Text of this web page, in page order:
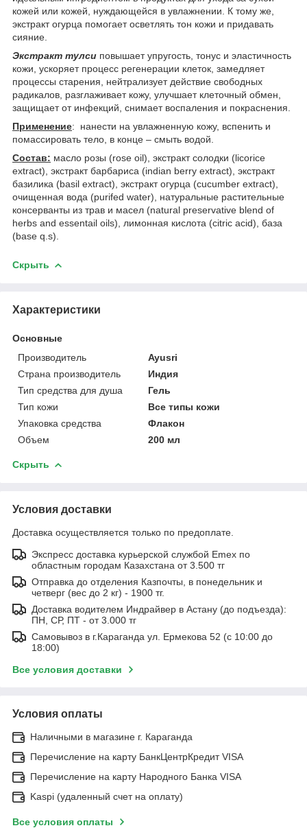
кожей или кожей, нуждающейся в увлажнении. К тому же,
экстракт огурца помогает осветлять тон кожи и придавать
сияние.
Экстракт тулси повышает упругость, тонус и эластичность
кожи, ускоряет процесс регенерации клеток, замедляет
процессы старения, нейтрализует действие свободных
радикалов, разглаживает кожу, улучшает клеточный обмен,
защищает от инфекций, снимает воспаления и покраснения.
Применение: нанести на увлажненную кожу, вспенить и
помассировать тело, в конце – смыть водой.
Состав: масло розы (rose oil), экстракт солодки (licorice
extract), экстракт барбариса (indian berry extract), экстракт
базилика (basil extract), экстракт огурца (cucumber extract),
очищенная вода (purifed water), натуральные растительные
консерванты из трав и масел (natural preservative blend of
herbs and essentail oils), лимонная кислота (citric acid), база
(base q.s).
Скрыть
Характеристики
Основные
Производитель
Ayusri
Страна производитель
Индия
Тип средства для душа
Гель
Тип кожи
Все типы кожи
Упаковка средства
Флакон
Объем
200 мл
Скрыть
Условия доставки
Доставка осуществляется только по предоплате.
Экспресс доставка курьерской службой Emex по
областным городам Казахстана от 3.500 тг
Отправка до отделения Казпочты, в понедельник и
четверг (вес до 2 кг) - 1900 тг.
Доставка водителем Индрайвер в Астану (до подъезда):
ПН, СР, ПТ - от 3.000 тг
Самовывоз в г.Караганда ул. Ермекова 52 (с 10:00 до
18:00)
Все условия доставки
Условия оплаты
Наличными в магазине г. Караганда
Перечисление на карту БанкЦентрКредит VISA
Перечисление на карту Народного Банка VISA
Kaspi (удаленный счет на оплату)
Все условия оплаты